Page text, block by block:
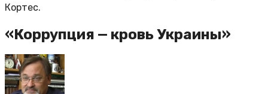
Кортес.
«Коррупция — кровь Украины»